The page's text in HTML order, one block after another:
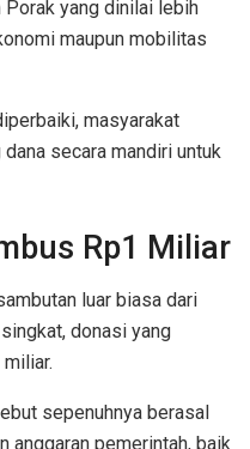
yang dinilai lebih
maupun mobilitas
masyarakat
secara mandiri untuk
Rp1 Miliar
luar biasa dari
donasi yang
sepenuhnya berasal
anggaran pemerintah, baik